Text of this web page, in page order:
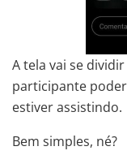
A tela vai se
participante
estiver assistindo.
Bem simples, né?